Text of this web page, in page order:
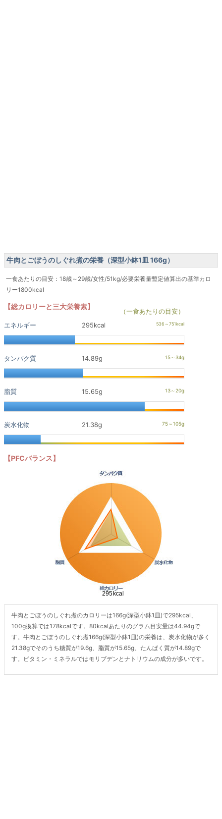
牛肉とごぼうのしぐれ煮の栄養（深型小鉢1皿 166g）
一食あたりの目安：18歳～29歳/女性/51kg/必要栄養量暫定値算出の基準カロ
リー1800kcal
【総カロリーと三大栄養素】
（一食あたりの目安）
エネルギー
295kcal
タンパク質 14.89g
脂質 15.65g
炭水化物 21.38g
【PFCバランス】
牛肉とごぼうのしぐれ煮のカロリーは166g(深型小鉢1皿)で295kcal、
100g換算では178kcalです。80kcalあたりのグラム目安量は44.94gで
す。牛肉とごぼうのしぐれ煮166g(深型小鉢1皿)の栄養は、炭水化物が多く
21.38gでそのうち糖質が19.6g、脂質が15.65g、たんぱく質が14.89gで
す。ビタミン・ミネラルではモリブデンとナトリウムの成分が多いです。